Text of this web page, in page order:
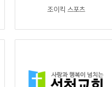
조이킥 스포츠